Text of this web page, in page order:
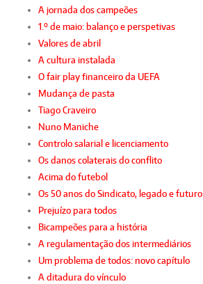
A jornada dos campeões
1.º de maio: balanço e perspetivas
Valores de abril
A cultura instalada
O fair play financeiro da UEFA
Mudança de pasta
Tiago Craveiro
Nuno Maniche
Controlo salarial e licenciamento
Os danos colaterais do conflito
Acima do futebol
Os 50 anos do Sindicato, legado e futuro
Prejuízo para todos
Bicampeões para a história
A regulamentação dos intermediários
Um problema de todos: novo capítulo
A ditadura do vínculo